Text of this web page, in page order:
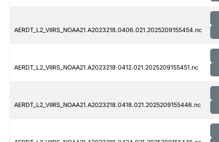
AERDT_L2_VIIRS_NOAA21.A2023218.0406.021.2025209155454.nc
AERDT_L2_VIIRS_NOAA21.A2023218.0412.021.2025209155451.nc
AERDT_L2_VIIRS_NOAA21.A2023218.0418.021.2025209155446.nc